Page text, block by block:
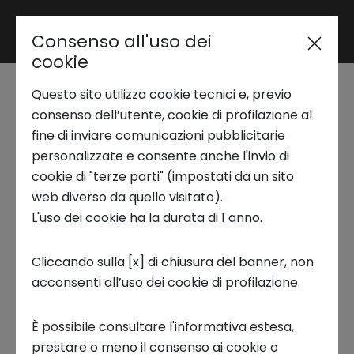
Area riservata
Trend Analysis
Applied Research
Startup Development
Business Transformation
Ecosystem enabling
Seminario NS Lab |
Siamo davvero liberi?
Il comportamento
cervello e ambiente
NS LAB, WEBINAR
Consenso all'uso dei
cookie
Questo sito utilizza cookie tecnici e, previo
consenso dell’utente, cookie di profilazione al
fine di inviare comunicazioni pubblicitarie
personalizzate e consente anche l'invio di
cookie di "terze parti" (impostati da un sito
web diverso da quello visitato).
L'uso dei cookie ha la durata di 1 anno.
Cliccando sulla [x] di chiusura del banner, non
acconsenti all’uso dei cookie di profilazione.
È possibile consultare l'informativa estesa,
prestare o meno il consenso ai cookie o